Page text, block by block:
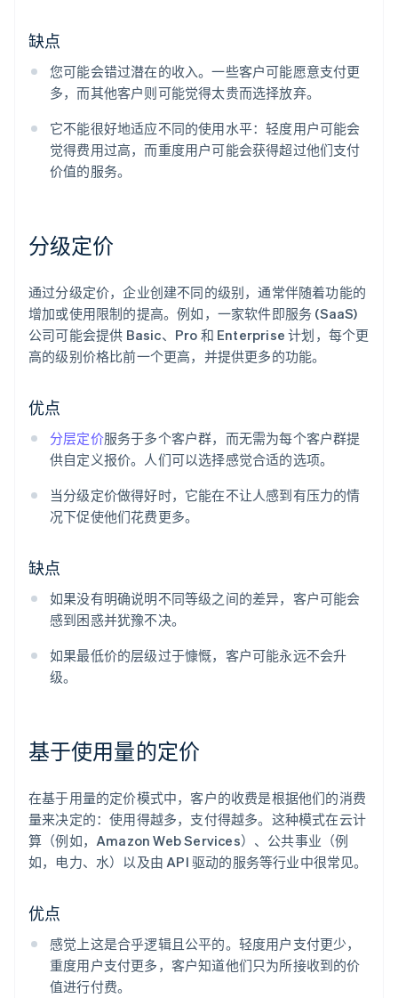
缺点
您可能会错过潜在的收入。一些客户可能愿意支付更
多，而其他客户则可能觉得太贵而选择放弃。
它不能很好地适应不同的使用水平：轻度用户可能会
觉得费用过高，而重度用户可能会获得超过他们支付
价值的服务。
分级定价
通过分级定价，企业创建不同的级别，通常伴随着功能的
增加或使用限制的提高。例如，一家软件即服务 (SaaS)
公司可能会提供 Basic、Pro 和 Enterprise 计划，每个更
高的级别价格比前一个更高，并提供更多的功能。
优点
分层定价服务于多个客户群，而无需为每个客户群提
供自定义报价。人们可以选择感觉合适的选项。
当分级定价做得好时，它能在不让人感到有压力的情
况下促使他们花费更多。
缺点
如果没有明确说明不同等级之间的差异，客户可能会
感到困惑并犹豫不决。
如果最低价的层级过于慷慨，客户可能永远不会升
级。
基于使用量的定价
在基于用量的定价模式中，客户的收费是根据他们的消费
量来决定的：使用得越多，支付得越多。这种模式在云计
算（例如，Amazon Web Services）、公共事业（例
如，电力、水）以及由 API 驱动的服务等行业中很常见。
优点
感觉上这是合乎逻辑且公平的。轻度用户支付更少，
重度用户支付更多，客户知道他们只为所接收到的价
值进行付费。